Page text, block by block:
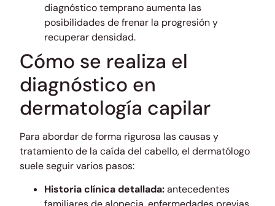
diagnóstico temprano aumenta las
posibilidades de frenar la progresión y
recuperar densidad.
Cómo se realiza el
diagnóstico en
dermatología capilar
Para abordar de forma rigurosa las causas y
tratamiento de la caída del cabello, el dermatólogo
suele seguir varios pasos:
Historia clínica detallada:antecedentes